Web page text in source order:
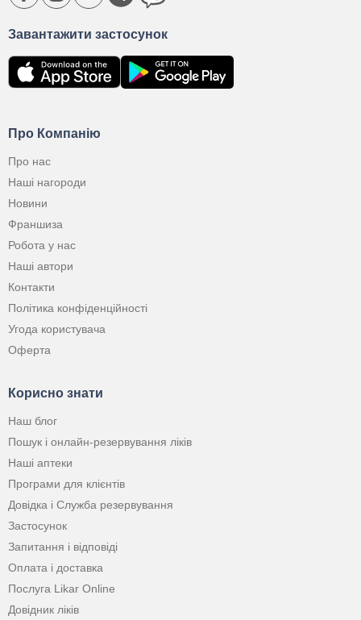
Про Компанію
Про нас
Наші нагороди
Новини
Франшиза
Робота у нас
Наші автори
Контакти
Політика конфіденційності
Угода користувача
Оферта
Корисно знати
Наш блог
Пошук і онлайн-резервування ліків
Наші аптеки
Програми для клієнтів
Довідка і Служба резервування
Застосунок
Запитання і відповіді
Оплата і доставка
Послуга Likar Online
Довідник ліків
Завантажити застосунок